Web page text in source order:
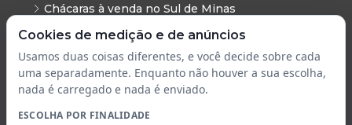
Chácaras à venda no Sul de Minas
Sítios à venda no Sul de Minas
Terrenos à venda no Sul de Minas
Lotes à venda no Sul de Minas
Galpões no Sul de Minas
Cookies de medição e de anúncios
Usamos duas coisas diferentes, e você decide sobre cada
uma separadamente. Enquanto não houver a sua escolha,
nada é carregado e nada é enviado.
ESCOLHA POR FINALIDADE